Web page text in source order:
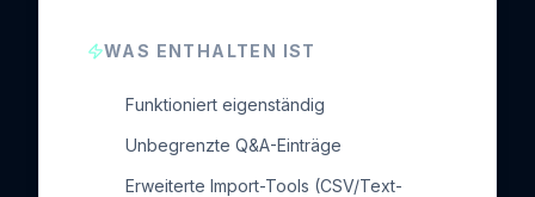
WAS ENTHALTEN IST
Funktioniert eigenständig
Unbegrenzte Q&A-Einträge
Erweiterte Import-Tools (CSV/Text-